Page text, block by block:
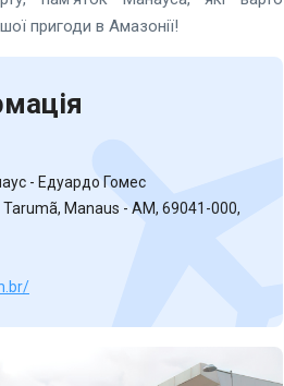
пригоди в Амазонії!
- Едуардо Гомес
Manaus - AM, 69041-000,